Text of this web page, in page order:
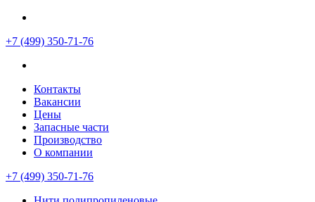
+7 (499) 350-71-76
Контакты
Вакансии
Цены
Запасные части
Производство
О компании
+7 (499) 350-71-76